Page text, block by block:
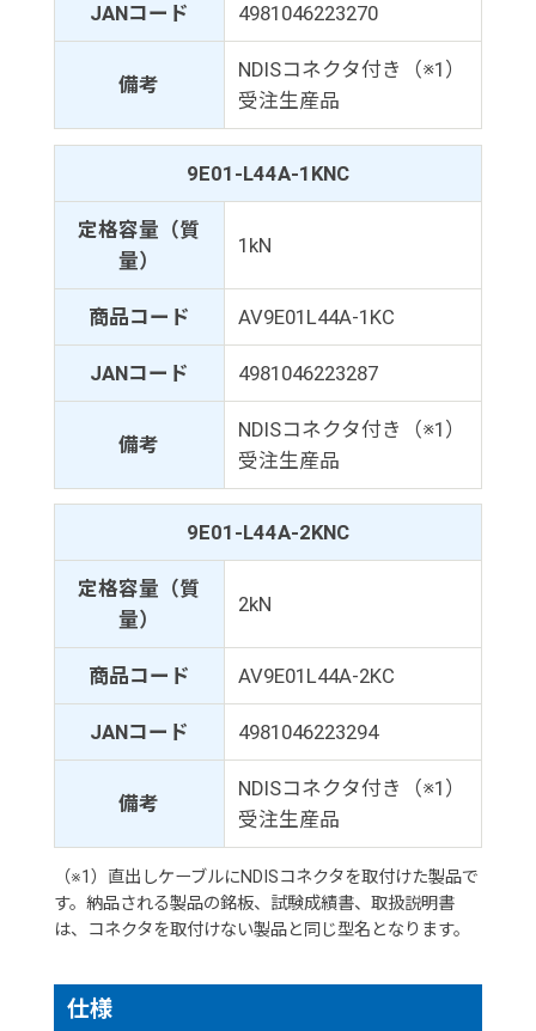
JANコード 4981046223270
備考
NDISコネクタ付き（※1）
受注生産品
9E01-L44A-1KNC
定格容量（質
量）
1kN
商品コード AV9E01L44A-1KC
JANコード 4981046223287
備考
NDISコネクタ付き（※1）
受注生産品
9E01-L44A-2KNC
定格容量（質
量）
2kN
商品コード AV9E01L44A-2KC
JANコード 4981046223294
備考
NDISコネクタ付き（※1）
受注生産品
（※1）直出しケーブルにNDISコネクタを取付けた製品で
す。納品される製品の銘板、試験成績書、取扱説明書
は、コネクタを取付けない製品と同じ型名となります。
仕様